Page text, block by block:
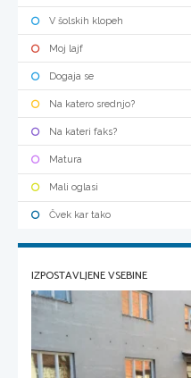
V šolskih klopeh
Moj lajf
Dogaja se
Na katero srednjo?
Na kateri faks?
Matura
Mali oglasi
Čvek kar tako
IZPOSTAVLJENE VSEBINE